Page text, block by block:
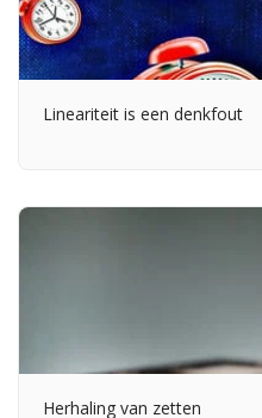
Lineariteit is een denkfout
Herhaling van zetten